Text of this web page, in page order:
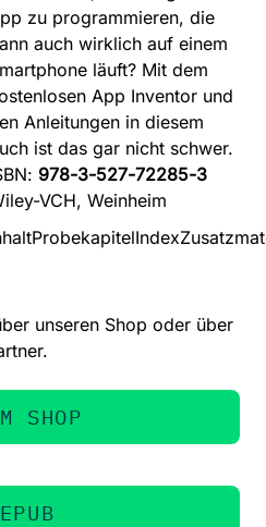
zu programmieren, die
auch wirklich auf einem
läuft? Mit dem
App Inventor und
Anleitungen in diesem
ist das gar nicht schwer.
978-3-527-72285-3
VCH, Weinheim
ProbekapitelIndex
unseren Shop oder über
SHOP
EPUB